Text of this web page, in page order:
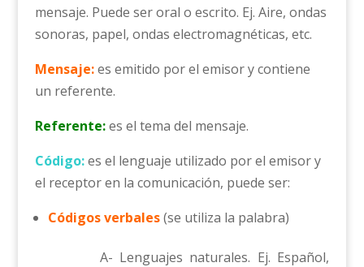
mensaje. Puede ser oral o escrito. Ej. Aire, ondas
sonoras, papel, ondas electromagnéticas, etc.
Mensaje: es emitido por el emisor y contiene
un referente.
Referente:es el tema del mensaje.
Código:es el lenguaje utilizado por el emisor y
el receptor en la comunicación, puede ser:
Códigos verbales (se utiliza la palabra)
A- Lenguajes naturales. Ej. Español,